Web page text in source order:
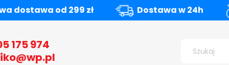
dostawa od 299 zł Dostawa w 24h
175 974